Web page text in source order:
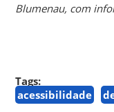
Blumenau, com
Tags:
acessibilidade